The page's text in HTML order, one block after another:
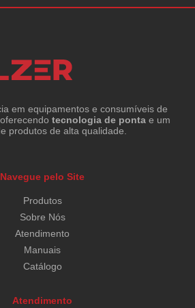
em equipamentos e consumíveis de
tecnologia de ponta e um
produtos de alta qualidade.
Navegue pelo Site
Produtos
Sobre Nós
Atendimento
Manuais
Catálogo
Atendimento